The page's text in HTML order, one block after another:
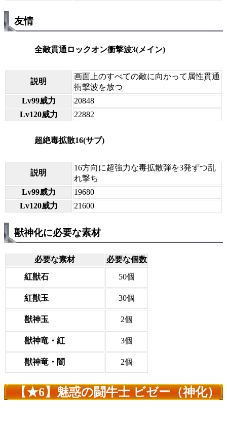
友情
全敵貫通ロックオン衝撃波3(メイン)
説明
画面上のすべての敵に向かって属性貫通
衝撃波を放つ
Lv99威力
20848
Lv120威力
22882
超絶毒拡散16(サブ)
説明
16方向に超強力な毒拡散弾を3発ずつ乱
れ撃ち
Lv99威力
19680
Lv120威力
21600
獣神化に必要な素材
必要な素材
必要な個数
紅獣石
50個
紅獣玉 30個
獣神玉 2個
獣神竜・紅 3個
獣神竜・闇 2個
【★6】魅惑の闘牛士 ビゼー（神化）